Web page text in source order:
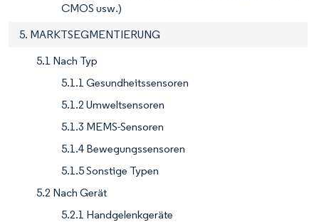
CMOS usw.)
5. MARKTSEGMENTIERUNG
5.1 Nach Typ
5.1.1 Gesundheitssensoren
5.1.2 Umweltsensoren
5.1.3 MEMS-Sensoren
5.1.4 Bewegungssensoren
5.1.5 Sonstige Typen
5.2 Nach Gerät
5.2.1 Handgelenkgeräte